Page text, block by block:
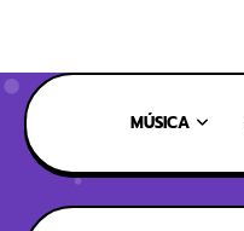
MÚSICA